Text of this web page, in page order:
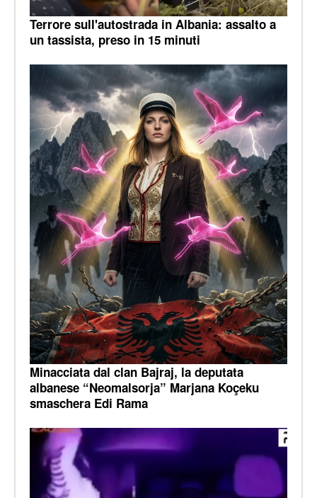
Terrore sull'autostrada in Albania: assalto a
un tassista, preso in 15 minuti
Minacciata dal clan Bajraj, la deputata
albanese “Neomalsorja” Marjana Koçeku
smaschera Edi Rama